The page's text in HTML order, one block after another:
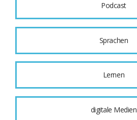
Podcast
Sprachen
Lernen
digitale Medien